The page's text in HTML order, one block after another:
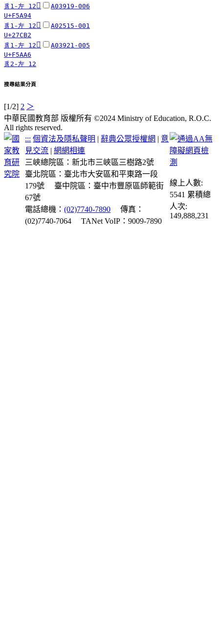
豸1-左 12 󵪔
A03919-006
U+F5A94
豸1-左 12 𧲲
A02515-001
U+27CB2
豸1-左 12 󵪦
A03921-005
U+F5AA6
豸2-左 12
搜尋結果分頁
[1/2] 2 ＞
中華民國教育部 版權所有 ©2024 Ministry of Education, R.O.C.
All rights reserved.
::: 個資法及隱私聲明 | 辭典公眾授權網 | 意
見交流 |網網相連
三峽總院區：新北市三峽區三樹路2號
臺北院區：臺北市大安區和平東路一段
179號
臺中院區：臺中市豐原區師範街
67號
電話總機：(02)7740-7890
傳真：
(02)7740-7064
TANet VoIP：9009-7890
線上人數:
5541 累積總
人次:
149,888,231